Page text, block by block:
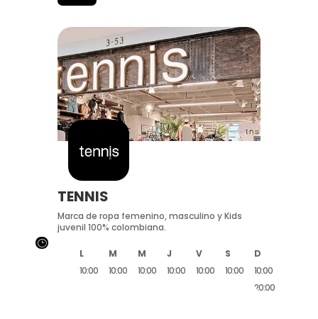
TENNIS
Marca de ropa femenino, masculino y Kids
juvenil 100% colombiana.
L M M J V S
D
10:00
10:00
10:00
10:00
10:00
10:00
10:00
20:00
}